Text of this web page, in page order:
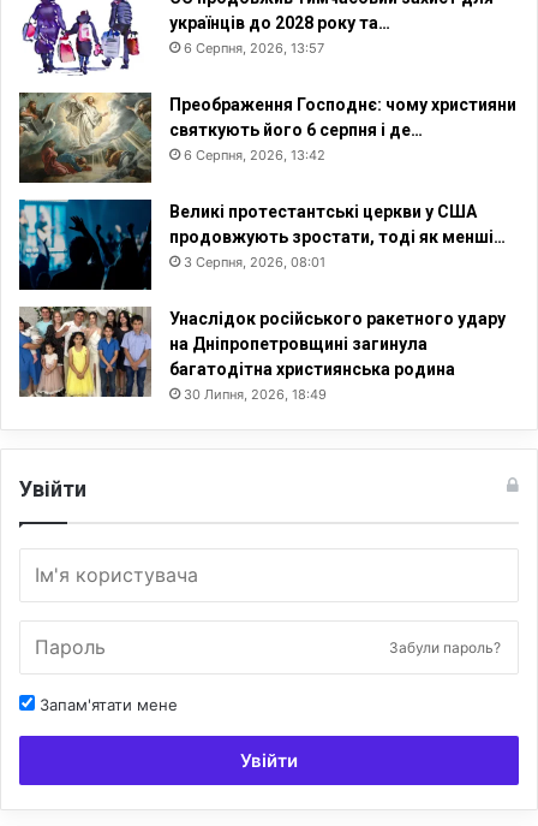
українців до 2028 року та…
6 Серпня, 2026, 13:57
Преображення Господнє: чому християни
святкують його 6 серпня і де…
6 Серпня, 2026, 13:42
Великі протестантські церкви у США
продовжують зростати, тоді як менші…
3 Серпня, 2026, 08:01
Унаслідок російського ракетного удару
на Дніпропетровщині загинула
багатодітна християнська родина
30 Липня, 2026, 18:49
Увійти
Забули пароль?
Запам'ятати мене
Увійти